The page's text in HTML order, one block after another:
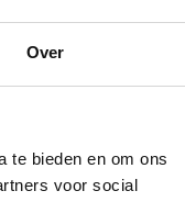
Over
te bieden en om ons
voor social